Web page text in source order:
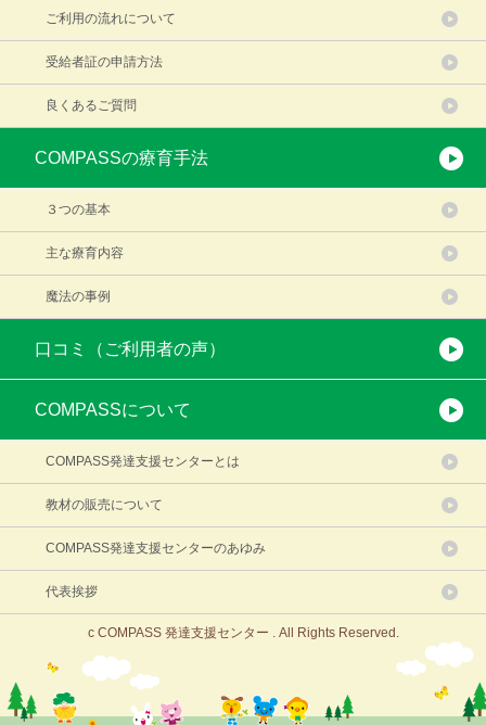
ご利用の流れについて
受給者証の申請方法
良くあるご質問
COMPASSの療育手法
３つの基本
主な療育内容
魔法の事例
口コミ（ご利用者の声）
COMPASSについて
COMPASS発達支援センターとは
教材の販売について
COMPASS発達支援センターのあゆみ
代表挨拶
c COMPASS 発達支援センター . All Rights Reserved.